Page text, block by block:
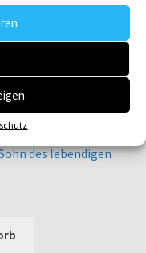
des lebendigen